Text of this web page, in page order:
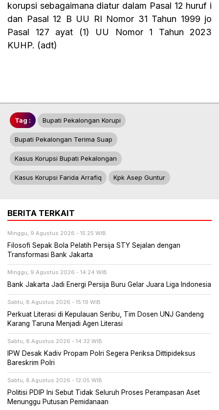
korupsi sebagaimana diatur dalam Pasal 12 huruf i
dan Pasal 12 B UU RI Nomor 31 Tahun 1999 jo
Pasal 127 ayat (1) UU Nomor 1 Tahun 2023
KUHP. (adt)
Tag : Bupati Pekalongan Korupi
Bupati Pekalongan Terima Suap
Kasus Korupsi Bupati Pekalongan
Kasus Korupsi Farida Arrafiq Kpk Asep Guntur
BERITA TERKAIT
Minggu, 9 Agustus 2026 - 15:25 WIB
Filosofi Sepak Bola Pelatih Persija STY Sejalan dengan
Transformasi Bank Jakarta
Minggu, 9 Agustus 2026 - 14:24 WIB
Bank Jakarta Jadi Energi Persija Buru Gelar Juara Liga Indonesia
Sabtu, 8 Agustus 2026 - 15:19 WIB
Perkuat Literasi di Kepulauan Seribu, Tim Dosen UNJ Gandeng
Karang Taruna Menjadi Agen Literasi
Sabtu, 8 Agustus 2026 - 14:32 WIB
IPW Desak Kadiv Propam Polri Segera Periksa Dittipideksus
Bareskrim Polri
Sabtu, 8 Agustus 2026 - 12:05 WIB
Politisi PDIP Ini Sebut Tidak Seluruh Proses Perampasan Aset
Menunggu Putusan Pemidanaan